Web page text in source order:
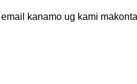
kanamo ug kami